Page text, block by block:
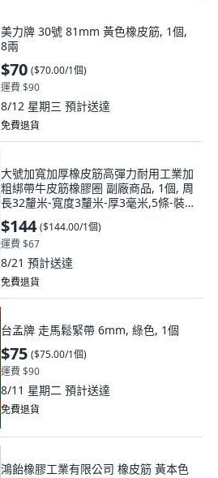
美力牌 30號 81mm 黃色橡皮筋, 1個,
8兩
$70 ($70.00/1個)
運費 $90
8/12 星期三 預計送達
免費退貨
大號加寬加厚橡皮筋高彈力耐用工業加
粗綁帶牛皮筋橡膠圈 副廠商品, 1個, 周
長32釐米-寬度3釐米-厚3毫米,5條-裝,
N/A
$144 ($144.00/1個)
運費 $67
8/21 預計送達
免費退貨
台孟牌 走馬鬆緊帶 6mm, 綠色, 1個
$75 ($75.00/1個)
運費 $90
8/11 星期二 預計送達
免費退貨
鴻飴橡膠工業有限公司 橡皮筋 黃本色